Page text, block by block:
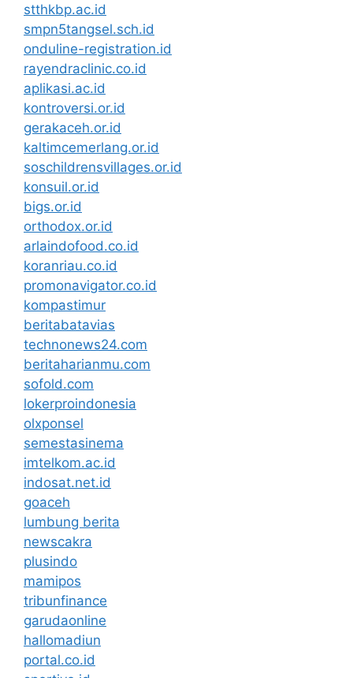
stthkbp.ac.id
smpn5tangsel.sch.id
onduline-registration.id
rayendraclinic.co.id
aplikasi.ac.id
kontroversi.or.id
gerakaceh.or.id
kaltimcemerlang.or.id
soschildrensvillages.or.id
konsuil.or.id
bigs.or.id
orthodox.or.id
arlaindofood.co.id
koranriau.co.id
promonavigator.co.id
kompastimur
beritabatavias
technonews24.com
beritaharianmu.com
sofold.com
lokerproindonesia
olxponsel
semestasinema
imtelkom.ac.id
indosat.net.id
goaceh
lumbung berita
newscakra
plusindo
mamipos
tribunfinance
garudaonline
hallomadiun
portal.co.id